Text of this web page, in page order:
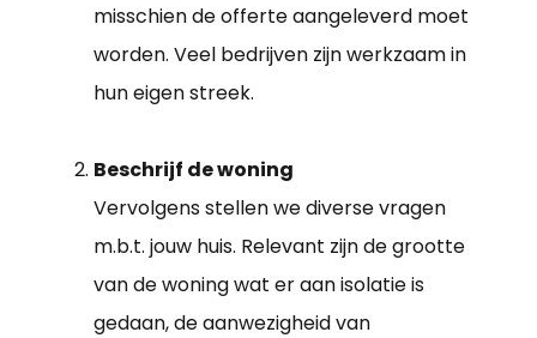
misschien de offerte aangeleverd moet
worden. Veel bedrijven zijn werkzaam in
hun eigen streek.
Beschrijf de woning
Vervolgens stellen we diverse vragen
m.b.t. jouw huis. Relevant zijn de grootte
van de woning wat er aan isolatie is
gedaan, de aanwezigheid van